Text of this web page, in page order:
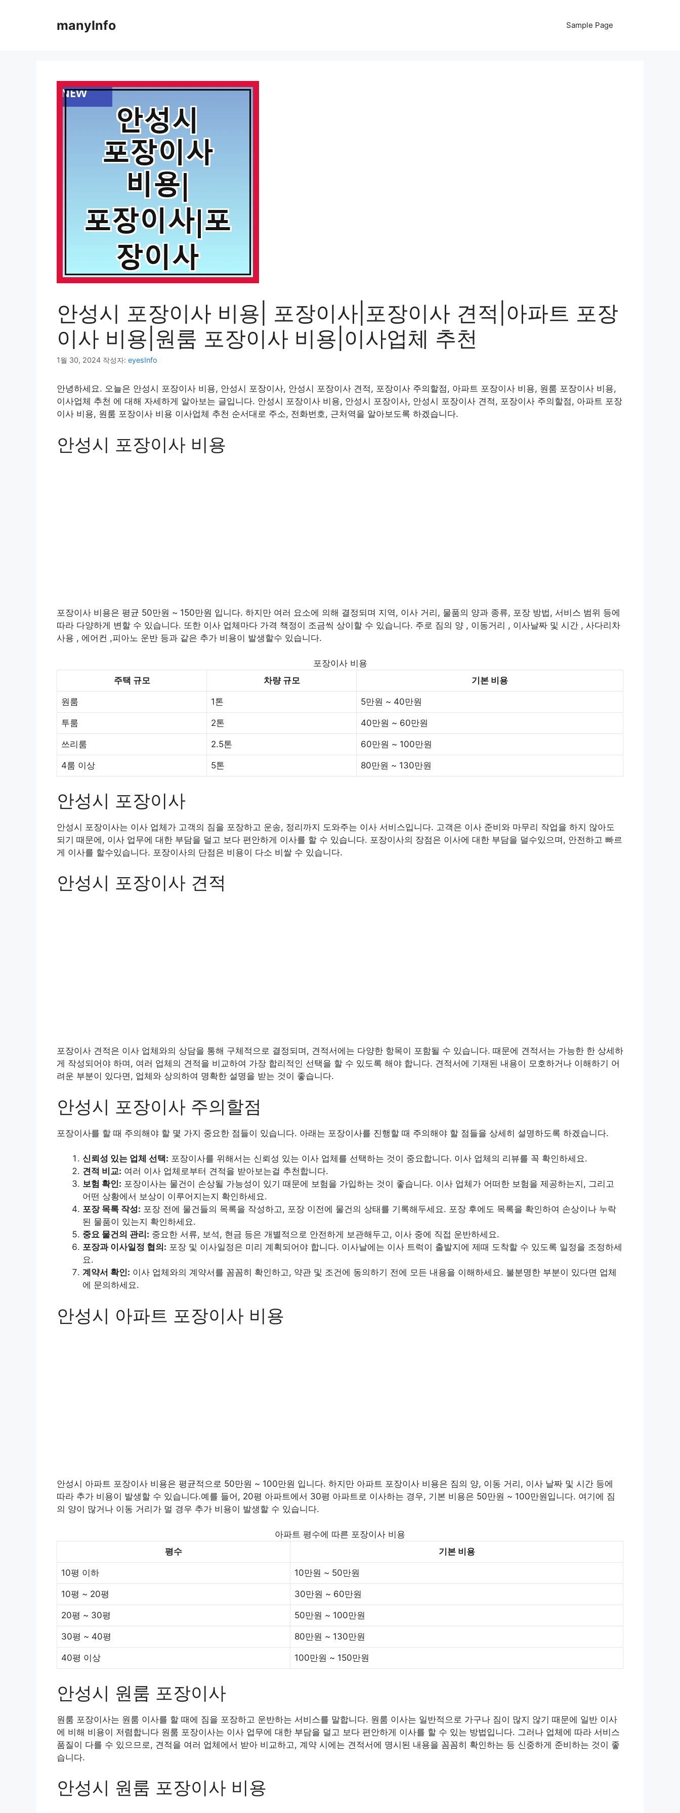
manyInfo Sample Page
안성시 포장이사 비용| 포장이사|포장이사 견적|아파트 포장
이사 비용|원룸 포장이사 비용|이사업체 추천
1월 30, 2024 작성자: eyesInfo
안녕하세요. 오늘은 안성시 포장이사 비용, 안성시 포장이사, 안성시 포장이사 견적, 포장이사 주의할점, 아파트 포장이사 비용, 원룸 포장이사 비용,
이사업체 추천 에 대해 자세하게 알아보는 글입니다. 안성시 포장이사 비용, 안성시 포장이사, 안성시 포장이사 견적, 포장이사 주의할점, 아파트 포장
이사 비용, 원룸 포장이사 비용 이사업체 추천 순서대로 주소, 전화번호, 근처역을 알아보도록 하겠습니다.
안성시 포장이사 비용
포장이사 비용은 평균 50만원 ~ 150만원 입니다. 하지만 여러 요소에 의해 결정되며 지역, 이사 거리, 물품의 양과 종류, 포장 방법, 서비스 범위 등에
따라 다양하게 변할 수 있습니다. 또한 이사 업체마다 가격 책정이 조금씩 상이할 수 있습니다. 주로 짐의 양 , 이동거리 , 이사날짜 및 시간 , 사다리차
사용 , 에어컨 ,피아노 운반 등과 같은 추가 비용이 발생할수 있습니다.
포장이사 비용
주택 규모
차량 규모 기본 비용
원룸 1톤 5만원 ~ 40만원
투룸 2톤 40만원 ~ 60만원
쓰리룸 2.5톤 60만원 ~ 100만원
4룸 이상 5톤 80만원 ~ 130만원
안성시 포장이사
안성시 포장이사는 이사 업체가 고객의 짐을 포장하고 운송, 정리까지 도와주는 이사 서비스입니다. 고객은 이사 준비와 마무리 작업을 하지 않아도
되기 때문에, 이사 업무에 대한 부담을 덜고 보다 편안하게 이사를 할 수 있습니다. 포장이사의 장점은 이사에 대한 부담을 덜수있으며, 안전하고 빠르
게 이사를 할수있습니다. 포장이사의 단점은 비용이 다소 비쌀 수 있습니다.
안성시 포장이사 견적
포장이사 견적은 이사 업체와의 상담을 통해 구체적으로 결정되며, 견적서에는 다양한 항목이 포함될 수 있습니다. 때문에 견적서는 가능한 한 상세하
게 작성되어야 하며, 여러 업체의 견적을 비교하여 가장 합리적인 선택을 할 수 있도록 해야 합니다. 견적서에 기재된 내용이 모호하거나 이해하기 어
려운 부분이 있다면, 업체와 상의하여 명확한 설명을 받는 것이 좋습니다.
안성시 포장이사 주의할점
포장이사를 할 때 주의해야 할 몇 가지 중요한 점들이 있습니다. 아래는 포장이사를 진행할 때 주의해야 할 점들을 상세히 설명하도록 하겠습니다.
신뢰성 있는 업체 선택: 포장이사를 위해서는 신뢰성 있는 이사 업체를 선택하는 것이 중요합니다. 이사 업체의 리뷰를 꼭 확인하세요.
견적 비교: 여러 이사 업체로부터 견적을 받아보는걸 추천합니다.
보험 확인: 포장이사는 물건이 손상될 가능성이 있기 때문에 보험을 가입하는 것이 좋습니다. 이사 업체가 어떠한 보험을 제공하는지, 그리고
어떤 상황에서 보상이 이루어지는지 확인하세요.
포장 목록 작성: 포장 전에 물건들의 목록을 작성하고, 포장 이전에 물건의 상태를 기록해두세요. 포장 후에도 목록을 확인하여 손상이나 누락
된 물품이 있는지 확인하세요.
중요 물건의 관리: 중요한 서류, 보석, 현금 등은 개별적으로 안전하게 보관해두고, 이사 중에 직접 운반하세요.
포장과 이사일정 협의: 포장 및 이사일정은 미리 계획되어야 합니다. 이사날에는 이사 트럭이 출발지에 제때 도착할 수 있도록 일정을 조정하세
요.
계약서 확인: 이사 업체와의 계약서를 꼼꼼히 확인하고, 약관 및 조건에 동의하기 전에 모든 내용을 이해하세요. 불분명한 부분이 있다면 업체
에 문의하세요.
안성시 아파트 포장이사 비용
안성시 아파트 포장이사 비용은 평균적으로 50만원 ~ 100만원 입니다. 하지만 아파트 포장이사 비용은 짐의 양, 이동 거리, 이사 날짜 및 시간 등에
따라 추가 비용이 발생할 수 있습니다.예를 들어, 20평 아파트에서 30평 아파트로 이사하는 경우, 기본 비용은 50만원 ~ 100만원입니다. 여기에 짐
의 양이 많거나 이동 거리가 멀 경우 추가 비용이 발생할 수 있습니다.
아파트 평수에 따른 포장이사 비용
평수
기본 비용
10평 이하 10만원 ~ 50만원
10평 ~ 20평 30만원 ~ 60만원
20평 ~ 30평 50만원 ~ 100만원
30평 ~ 40평 80만원 ~ 130만원
40평 이상 100만원 ~ 150만원
안성시 원룸 포장이사
원룸 포장이사는 원룸 이사를 할 때에 짐을 포장하고 운반하는 서비스를 말합니다. 원룸 이사는 일반적으로 가구나 짐이 많지 않기 때문에 일반 이사
에 비해 비용이 저렴합니다 원룸 포장이사는 이사 업무에 대한 부담을 덜고 보다 편안하게 이사를 할 수 있는 방법입니다. 그러나 업체에 따라 서비스
품질이 다를 수 있으므로, 견적을 여러 업체에서 받아 비교하고, 계약 시에는 견적서에 명시된 내용을 꼼꼼히 확인하는 등 신중하게 준비하는 것이 좋
습니다.
안성시 원룸 포장이사 비용